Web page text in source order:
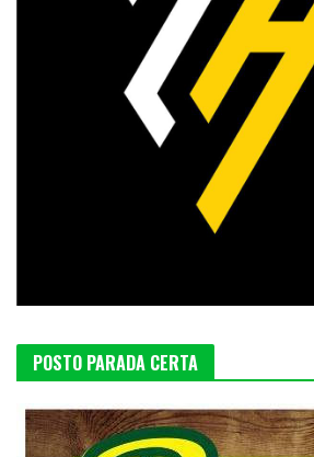
POSTO PARADA CERTA